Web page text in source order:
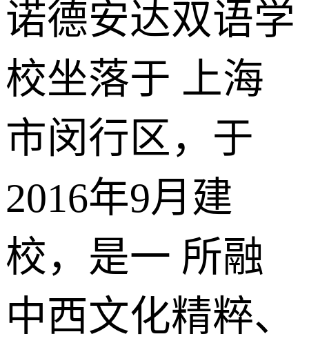
诺德安达双语学
校坐落于 上海
市闵行区，于
2016年9月建
校，是一 所融
中西文化精粹、